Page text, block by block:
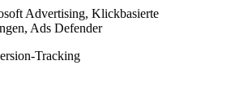
Advertising, Klickbasierte
Ads Defender
Tracking